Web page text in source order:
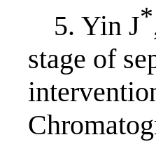
5. Yin J*
stage of